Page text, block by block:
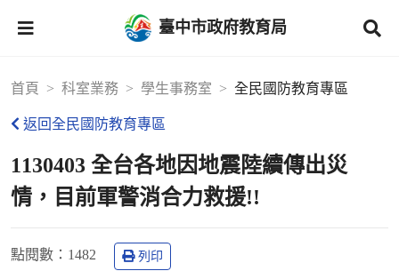
臺中市政府教育局
首頁 科室業務 學生事務室 全民國防教育專區
返回全民國防教育專區
1130403 全台各地因地震陸續傳出災
情，目前軍警消合力救援!!
點閱數 ：1482 列印